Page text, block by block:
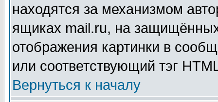
находятся за механизмом
ящиках mail.ru, на
отображения картинки в
или соответствующий тэг
Вернуться к началу